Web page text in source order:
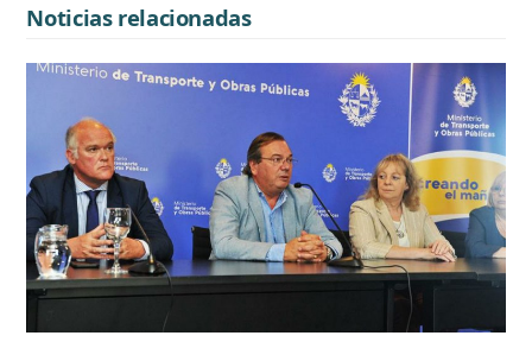
Noticias relacionadas